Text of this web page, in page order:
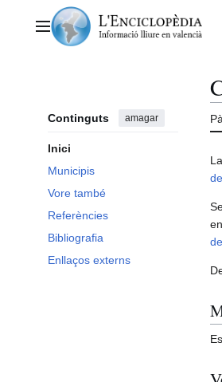
contingutMenú principal
Continguts amagar
Inici
Municipis
Vore també
Referències
Bibliografia
Enllaços externs
La